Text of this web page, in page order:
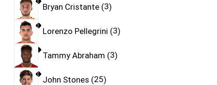
Bryan Cristante 3
Lorenzo Pellegrini 3
Tammy Abraham 3
John Stones 25